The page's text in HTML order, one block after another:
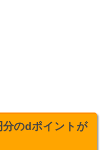
分のdポイントが